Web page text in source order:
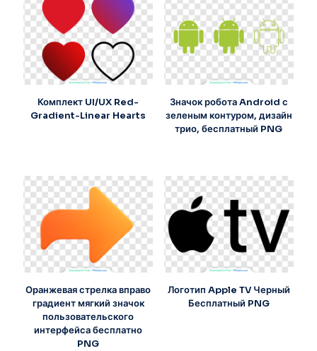
Комплект UI/UX Red-
Gradient-Linear Hearts
Значок робота Android с
зеленым контуром, дизайн
трио, бесплатный PNG
Оранжевая стрелка вправо
градиент мягкий значок
пользовательского
интерфейса бесплатно
PNG
Логотип Apple TV Черный
Бесплатный PNG